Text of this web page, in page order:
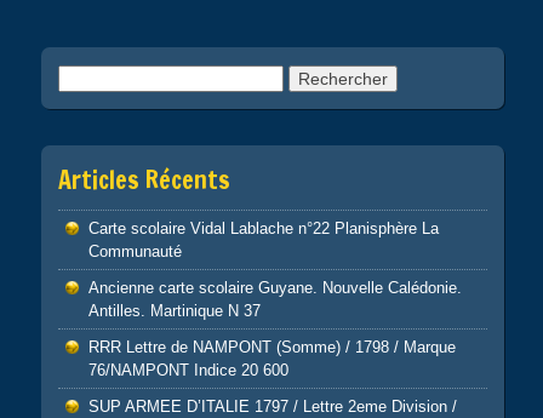
Articles Récents
Carte scolaire Vidal Lablache n°22 Planisphère La
Communauté
Ancienne carte scolaire Guyane. Nouvelle Calédonie.
Antilles. Martinique N 37
RRR Lettre de NAMPONT (Somme) / 1798 / Marque
76/NAMPONT Indice 20 600
SUP ARMEE D’ITALIE 1797 / Lettre 2eme Division /